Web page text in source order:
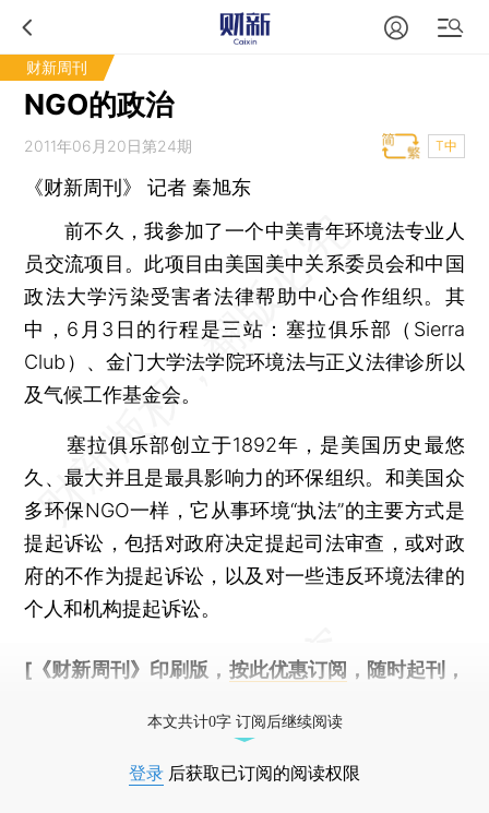
财新周刊
NGO的政治
2011年06月20日第24期 T中
《财新周刊》 记者 秦旭东
前不久，我参加了一个中美青年环境法专业人
员交流项目。此项目由美国美中关系委员会和中国
政法大学污染受害者法律帮助中心合作组织。其
中，6月3日的行程是三站：塞拉俱乐部（Sierra
Club）、金门大学法学院环境法与正义法律诊所以
及气候工作基金会。
塞拉俱乐部创立于1892年，是美国历史最悠
久、最大并且是最具影响力的环保组织。和美国众
多环保NGO一样，它从事环境“执法”的主要方式是
提起诉讼，包括对政府决定提起司法审查，或对政
府的不作为提起诉讼，以及对一些违反环境法律的
个人和机构提起诉讼。
[《财新周刊》印刷版， 按此优惠订阅 ，随时起刊，
本文共计0字 订阅后继续阅读
登录 后获取已订阅的阅读权限